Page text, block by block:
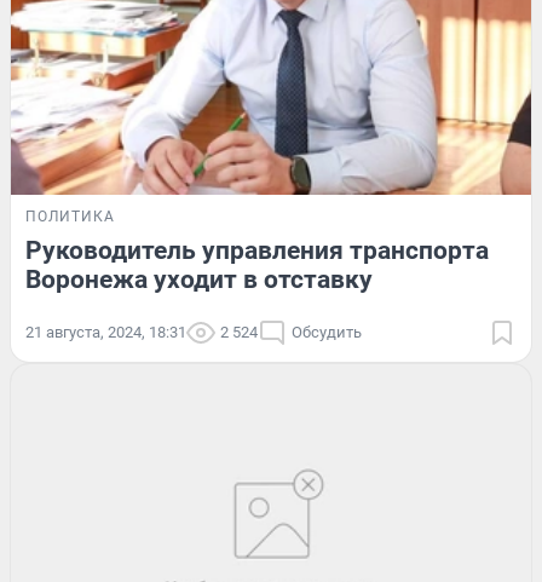
ПОЛИТИКА
Руководитель управления транспорта
Воронежа уходит в отставку
21 августа, 2024, 18:31 2 524 Обсудить